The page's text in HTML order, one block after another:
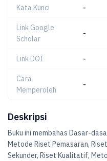
Kata Kunci -
Link Google
Scholar
-
Link DOI -
Cara
Memperoleh
-
Deskripsi
Buku ini membahas Dasar-
Metode Riset Pemasaran,
Sekunder, Riset Kualitatif,